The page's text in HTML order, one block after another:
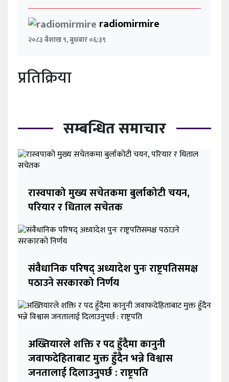
radiomirmire
२०८३ बैशाख ९, बुधबार ०६:३९
प्रतिक्रिया
सम्बन्धित समाचार
रास्वपाको मुख्य सचेतकमा बुर्लाकोटी चयन,
परियार र धिताल सचेतक
संवैधानिक परिषद् अध्यादेश पुनः राष्ट्रपतिसमक्ष
पठाउने सरकारको निर्णय
अख्तियारले शक्ति र पद हुँदैमा कानुनी
जवाफदेहिताबाट मुक्त हुँदैन भन्ने विश्वास
जनतालाई दिलाउनुपर्छ : राष्ट्रपति